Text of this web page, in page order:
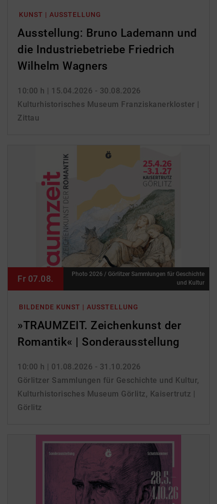
KUNST | AUSSTELLUNG
Ausstellung: Bruno Lademann und
die Industriebetriebe Friedrich
Wilhelm Wagners
10:00 h | 15.04.2026 - 30.08.2026
Kulturhistorisches Museum Franziskanerkloster |
Zittau
BILDENDE KUNST | AUSSTELLUNG
»TRAUMZEIT. Zeichenkunst der
Romantik« | Sonderausstellung
10:00 h | 01.08.2026 - 31.10.2026
Görlitzer Sammlungen für Geschichte und Kultur,
Kulturhistorisches Museum Görlitz, Kaisertrutz |
Görlitz
Fr 07.08.
Photo 2026 / Görlitzer Sammlungen für Geschichte
und Kultur